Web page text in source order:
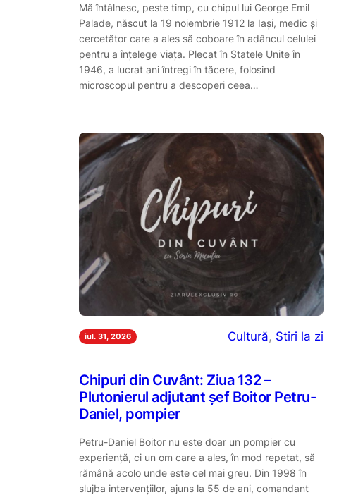
Mă întâlnesc, peste timp, cu chipul lui George Emil
Palade, născut la 19 noiembrie 1912 la Iași, medic și
cercetător care a ales să coboare în adâncul celulei
pentru a înțelege viața. Plecat în Statele Unite în
1946, a lucrat ani întregi în tăcere, folosind
microscopul pentru a descoperi ceea…
iul. 31, 2026 Cultură, Stiri la zi
Chipuri din Cuvânt: Ziua 132 –
Plutonierul adjutant șef Boitor Petru-
Daniel, pompier
Petru-Daniel Boitor nu este doar un pompier cu
experiență, ci un om care a ales, în mod repetat, să
rămână acolo unde este cel mai greu. Din 1998 în
slujba intervențiilor, ajuns la 55 de ani, comandant